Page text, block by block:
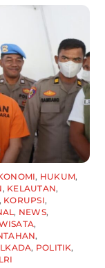
, HUKUM,
, KELAUTAN,
, KORUPSI,
, NEWS,
,
,
, POLITIK,